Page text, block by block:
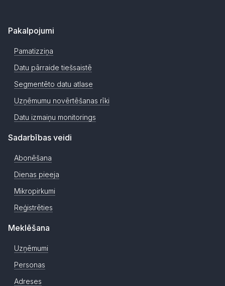
Pakalpojumi
Pamatizziņa
Datu pārraide tiešsaistē
Segmentēto datu atlase
Uzņēmumu novērtēšanas rīki
Datu izmaiņu monitorings
Sadarbības veidi
Abonēšana
Dienas pieeja
Mikropirkumi
Reģistrēties
Meklēšana
Uzņēmumi
Personas
Adreses